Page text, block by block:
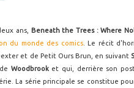
ans, Beneath the Trees : Where
du monde des comics. Le récit
et de Petit Ours Brun, en suivant
Woodbrook et qui, derrière son
La série principale se constitue